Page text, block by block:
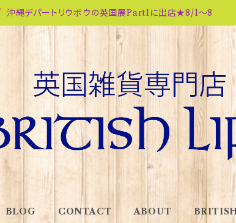
沖縄デパートリウボウの英国展Part1に出店★8/1～8
BLOG CONTACT ABOUT